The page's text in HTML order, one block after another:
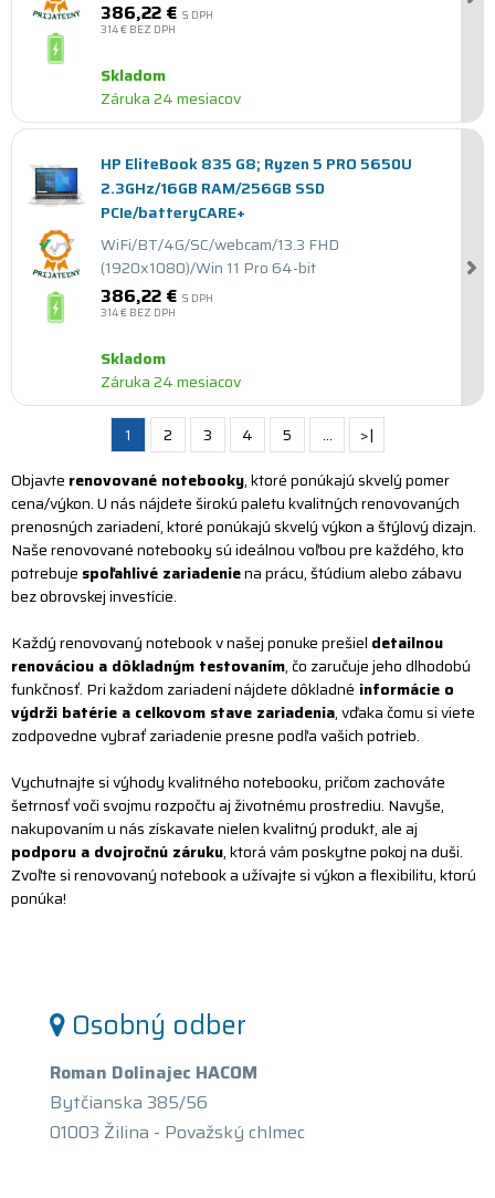
386,22 € S DPH
314 € BEZ DPH
Skladom
Záruka 24 mesiacov
HP EliteBook 835 G8; Ryzen 5 PRO 5650U
2.3GHz/16GB RAM/256GB SSD
PCIe/batteryCARE+
WiFi/BT/4G/SC/webcam/13.3 FHD
(1920x1080)/Win 11 Pro 64-bit
386,22 € S DPH
314 € BEZ DPH
Skladom
Záruka 24 mesiacov
1 2 3 4 5 …
>|
Objavte renovované notebooky, ktoré ponúkajú skvelý pomer
cena/výkon. U nás nájdete širokú paletu kvalitných renovovaných
prenosných zariadení, ktoré ponúkajú skvelý výkon a štýlový dizajn.
Naše renovované notebooky sú ideálnou voľbou pre každého, kto
potrebuje spoľahlivé zariadeniena prácu, štúdium alebo zábavu
bez obrovskej investície.
Každý renovovaný notebook v našej ponuke prešiel detailnou
renováciou a dôkladným testovaním, čo zaručuje jeho dlhodobú
funkčnosť. Pri každom zariadení nájdete dôkladné informácie o
výdrži batérie a celkovom stave zariadenia, vďaka čomu si viete
zodpovedne vybrať zariadenie presne podľa vašich potrieb.
Vychutnajte si výhody kvalitného notebooku, pričom zachováte
šetrnosť voči svojmu rozpočtu aj životnému prostrediu. Navyše,
nakupovaním u nás získavate nielen kvalitný produkt, ale aj
podporu a dvojročnú záruku, ktorá vám poskytne pokoj na duši.
Zvoľte si renovovaný notebook a užívajte si výkon a flexibilitu, ktorú
ponúka!
Osobný odber
Roman Dolinajec HACOM
Bytčianska 385/56
01003 Žilina - Považský chlmec